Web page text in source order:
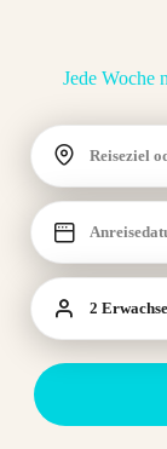
Jede Woche
Reiseziel
2